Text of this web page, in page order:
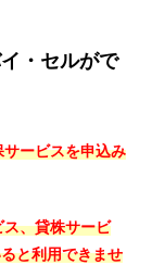
・セルがで
ービスを申込み
ス、貸株サービ
と利用できませ